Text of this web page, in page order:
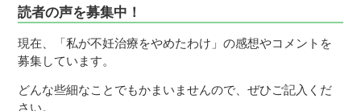
読者の声を募集中！
現在、「私が不妊治療をやめたわけ」の感想やコメントを
募集しています。
どんな些細なことでもかまいませんので、ぜひご記入くだ
さい。